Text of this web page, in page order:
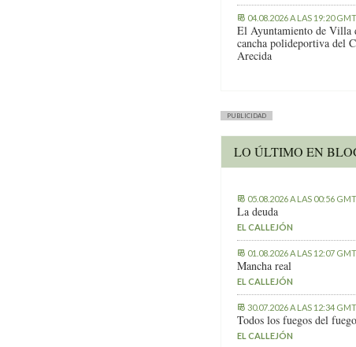
04.08.2026 A LAS 19:20 GMT
El Ayuntamiento de Villa
cancha polideportiva del
Arecida
PUBLICIDAD
LO ÚLTIMO EN
05.08.2026 A LAS 00:56 GMT
La deuda
EL CALLEJÓN
01.08.2026 A LAS 12:07 GMT
Mancha real
EL CALLEJÓN
30.07.2026 A LAS 12:34 GMT
Todos los fuegos del fuego
EL CALLEJÓN